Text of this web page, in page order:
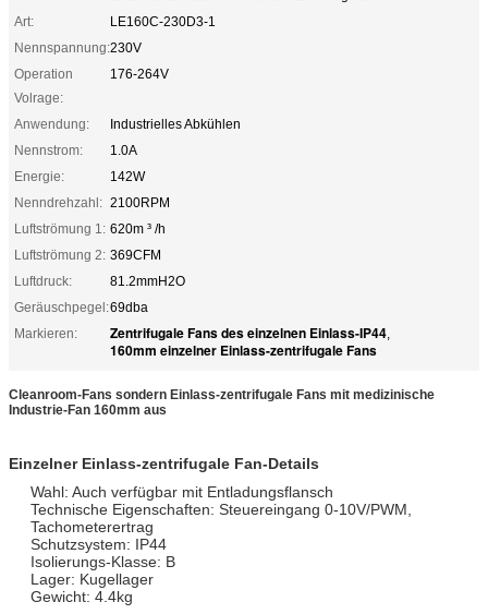
Art:
LE160C-230D3-1
Nennspannung:230V
Operation
Volrage:
176-264V
Anwendung:
Industrielles Abkühlen
Nennstrom:
1.0A
Energie:
142W
Nenndrehzahl: 2100RPM
Luftströmung 1: 620m ³ /h
Luftströmung 2: 369CFM
Luftdruck:
81.2mmH2O
Geräuschpegel:69dba
Markieren:
Zentrifugale Fans des einzelnen Einlass-IP44,
160mm einzelner Einlass-zentrifugale Fans
Cleanroom-Fans sondern Einlass-zentrifugale Fans mit medizinische
Industrie-Fan 160mm aus
Einzelner Einlass-zentrifugale Fan-Details
Wahl: Auch verfügbar mit Entladungsflansch
Technische Eigenschaften: Steuereingang 0-10V/PWM,
Tachometerertrag
Schutzsystem: IP44
Isolierungs-Klasse: B
Lager: Kugellager
Gewicht: 4.4kg